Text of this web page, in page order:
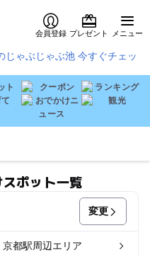
会員登録 プレゼント メニュー
ポット一覧
変更
京都駅周辺エリア